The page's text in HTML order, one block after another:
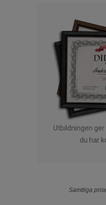
Utbildningen
du har
Samtliga